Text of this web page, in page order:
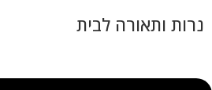
נרות ותאורה לבית